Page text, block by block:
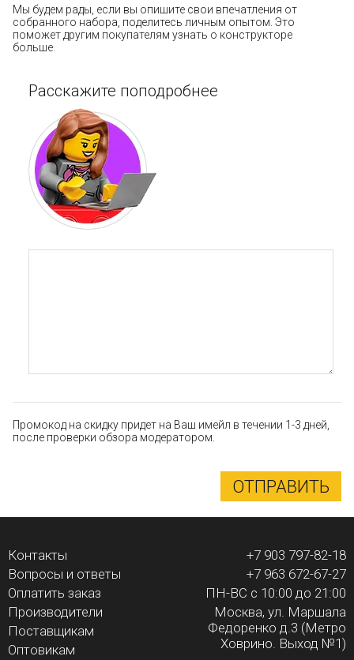
Мы будем рады, если вы опишите свои впечатления от
собранного набора, поделитесь личным опытом. Это
поможет другим покупателям узнать о конструкторе
больше.
Расскажите поподробнее
Промокод на скидку придет на Ваш имейл в течении 1-3 дней,
после проверки обзора модератором.
ОТПРАВИТЬ
Контакты
Вопросы и ответы
Оплатить заказ
Производители
Поставщикам
Оптовикам
+7 903 797-82-18
+7 963 672-67-27
ПН-ВС с 10:00 до 21:00
Москва, ул. Маршала
Федоренко д.3 (Метро
Ховрино. Выход №1)